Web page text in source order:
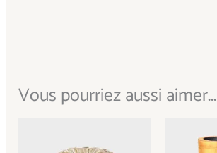
Vous pourriez aussi aimer...